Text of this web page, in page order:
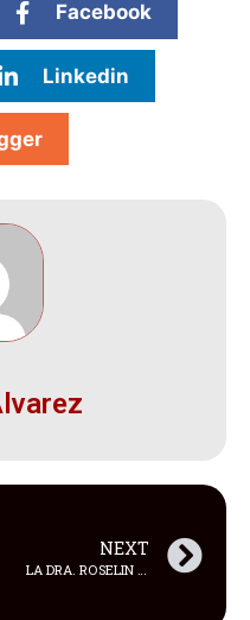
Facebook
Linkedin
NEXT